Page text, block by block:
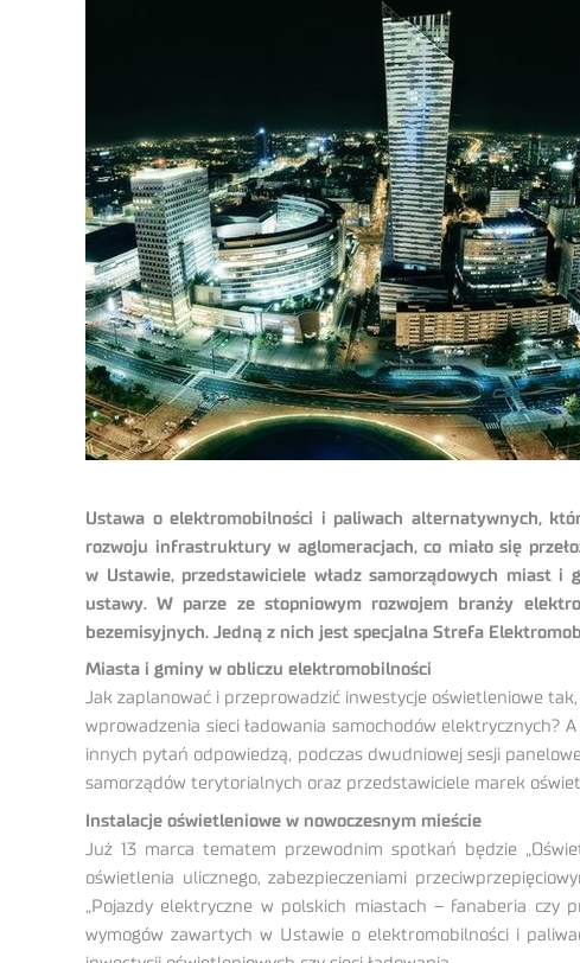
Ustawa o elektromobilności i paliwach alternatywnych,
rozwoju infrastruktury w aglomeracjach, co miało się
w Ustawie, przedstawiciele władz samorządowych miast
ustawy. W parze ze stopniowym rozwojem branży
bezemisyjnych. Jedną z nich jest specjalna Strefa
Miasta i gminy w obliczu elektromobilności
Jak zaplanować i przeprowadzić inwestycje oświetleniowe
wprowadzenia sieci ładowania samochodów elektrycznych?
innych pytań odpowiedzą, podczas dwudniowej sesji
samorządów terytorialnych oraz przedstawiciele marek
Instalacje oświetleniowe w nowoczesnym mieście
Już 13 marca tematem przewodnim spotkań będzie
oświetlenia ulicznego, zabezpieczeniami
„Pojazdy elektryczne w polskich miastach – fanaberia czy
wymogów zawartych w Ustawie o elektromobilności i